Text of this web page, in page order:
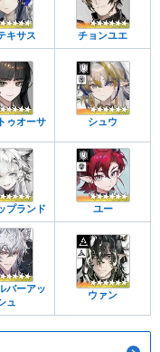
キサス チョンユエ
ゥオーサ シュウ
プランド ユー
バーアッ
ュ
ウァン